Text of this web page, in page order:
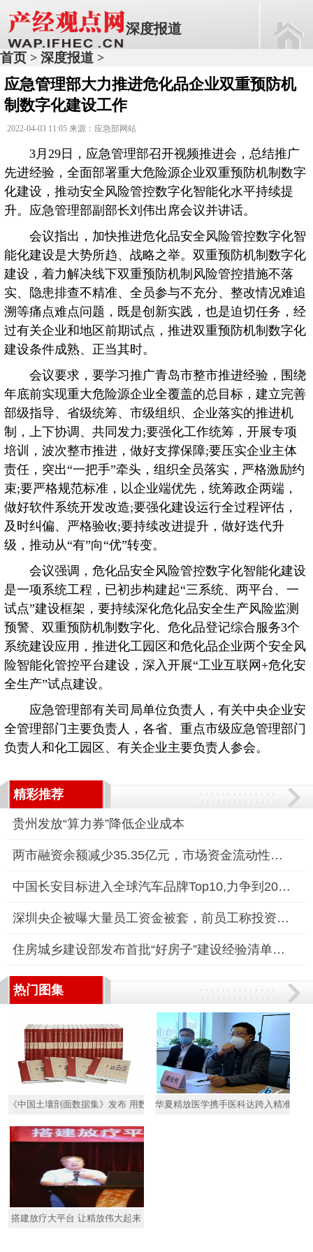
深度报道
首页 > 深度报道 >
应急管理部大力推进危化品企业双重预防机
制数字化建设工作
2022-04-03 11:05 来源：应急部网站
3月29日，应急管理部召开视频推进会，总结推广
先进经验，全面部署重大危险源企业双重预防机制数字
化建设，推动安全风险管控数字化智能化水平持续提
升。应急管理部副部长刘伟出席会议并讲话。
会议指出，加快推进危化品安全风险管控数字化智
能化建设是大势所趋、战略之举。双重预防机制数字化
建设，着力解决线下双重预防机制风险管控措施不落
实、隐患排查不精准、全员参与不充分、整改情况难追
溯等痛点难点问题，既是创新实践，也是迫切任务，经
过有关企业和地区前期试点，推进双重预防机制数字化
建设条件成熟、正当其时。
会议要求，要学习推广青岛市整市推进经验，围绕
年底前实现重大危险源企业全覆盖的总目标，建立完善
部级指导、省级统筹、市级组织、企业落实的推进机
制，上下协调、共同发力;要强化工作统筹，开展专项
培训，波次整市推进，做好支撑保障;要压实企业主体
责任，突出“一把手”牵头，组织全员落实，严格激励约
束;要严格规范标准，以企业端优先，统筹政企两端，
做好软件系统开发改造;要强化建设运行全过程评估，
及时纠偏、严格验收;要持续改进提升，做好迭代升
级，推动从“有”向“优”转变。
会议强调，危化品安全风险管控数字化智能化建设
是一项系统工程，已初步构建起“三系统、两平台、一
试点”建设框架，要持续深化危化品安全生产风险监测
预警、双重预防机制数字化、危化品登记综合服务3个
系统建设应用，推进化工园区和危化品企业两个安全风
险智能化管控平台建设，深入开展“工业互联网+危化安
全生产”试点建设。
应急管理部有关司局单位负责人，有关中央企业安
全管理部门主要负责人，各省、重点市级应急管理部门
负责人和化工园区、有关企业主要负责人参会。
精彩推荐
贵州发放“算力券”降低企业成本
两市融资余额减少35.35亿元，市场资金流动性趋紧
中国长安目标进入全球汽车品牌Top10,力争到2030年实现整车产销规
深圳央企被曝大量员工资金被套，前员工称投资8万元仅拿回9000元
住房城乡建设部发布首批“好房子”建设经验清单，推动住房品质提
热门图集
《中国土壤剖面数据集》发布 用数据集推动绿色农业发展
华夏精放医学携手医科达跨入精准放疗
搭建放疗大平台 让精放伟大起来